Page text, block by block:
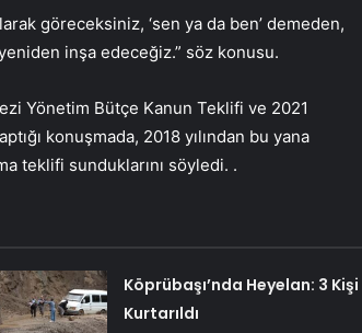
göreceksiniz, ‘sen ya da ben’ demeden,
inşa edeceğiz.” söz konusu.
Yönetim Bütçe Kanun Teklifi ve 2021
konuşmada, 2018 yılından bu yana
teklifi sunduklarını söyledi. .
Köprübaşı’nda Heyelan: 3 Kişi
Kurtarıldı